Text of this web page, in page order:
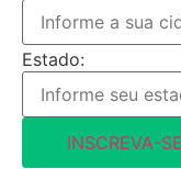
Estado:
INSCREVA-SE